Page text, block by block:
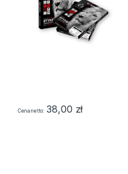
Cena netto 38,00 zł